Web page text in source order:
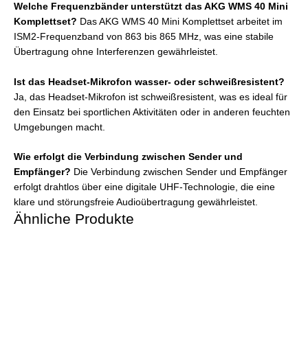
Welche Frequenzbänder unterstützt das AKG WMS 40 Mini
Komplettset? Das AKG WMS 40 Mini Komplettset arbeitet im
ISM2-Frequenzband von 863 bis 865 MHz, was eine stabile
Übertragung ohne Interferenzen gewährleistet.
Ist das Headset-Mikrofon wasser- oder schweißresistent?
Ja, das Headset-Mikrofon ist schweißresistent, was es ideal für
den Einsatz bei sportlichen Aktivitäten oder in anderen feuchten
Umgebungen macht.
Wie erfolgt die Verbindung zwischen Sender und
Empfänger? Die Verbindung zwischen Sender und Empfänger
erfolgt drahtlos über eine digitale UHF-Technologie, die eine
klare und störungsfreie Audioübertragung gewährleistet.
Ähnliche Produkte